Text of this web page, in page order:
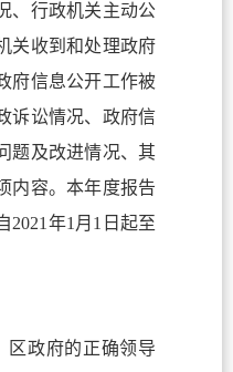
、行政机关主动公
关收到和处理政府
府信息公开工作被
诉讼情况、政府信
题及改进情况、其
内容。本年度报告
2021年1月1日起至
区政府的正确领导